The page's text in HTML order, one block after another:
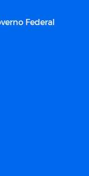
Federal